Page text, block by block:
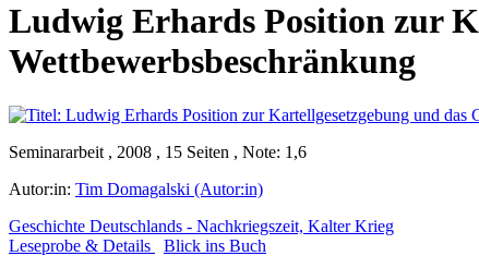
Ludwig Erhards Position zur
Wettbewerbsbeschränkung
Seminararbeit , 2008 , 15 Seiten , Note: 1,6
Autor:in: Tim Domagalski (Autor:in)
Geschichte Deutschlands - Nachkriegszeit, Kalter Krieg
Leseprobe & Details
Blick ins Buch